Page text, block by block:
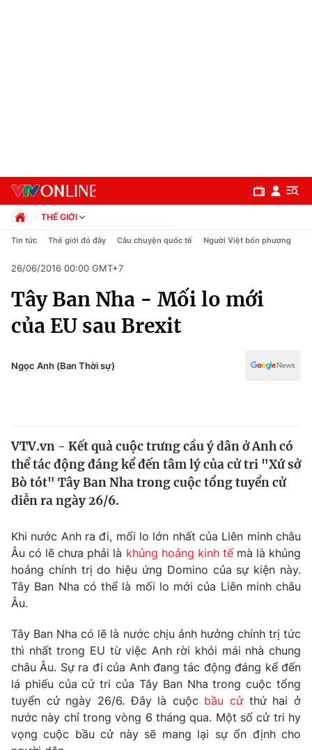
Chuyên mục
Chính trị
Thế giới
Tin tức
Thế giới đó đây
Câu chuyện quốc tế
Tài chính
Thị trường
Góc doanh nghiệp
Dữ liệu và đời sống
Truyền hình
Phim VTV
Hậu trường
Nhân vật
Khán giả
Giải sao mai
Giải trí
Điện ảnh
Âm nhạc
Sao
Đời sống
Du lịch
Làm đẹp
Giáo dục
THẾ GIỚI
Chính trị
Pháp luật
Kinh tế
Thể thao
Truyền hình
Y tế
Tin tức Thế giới đó đây Câu chuyện quốc tế Người Việt bốn phương
26/06/2016 00:00 GMT+7
Tây Ban Nha - Mối lo mới
của EU sau Brexit
Ngọc Anh (Ban Thời sự)
VTV.vn - Kết quả cuộc trưng cầu ý dân ở Anh có
thể tác động đáng kể đến tâm lý của cử tri "Xứ sở
Bò tót" Tây Ban Nha trong cuộc tổng tuyển cử
diễn ra ngày 26/6.
Khi nước Anh ra đi, mối lo lớn nhất của Liên minh châu
Âu có lẽ chưa phải là khủng hoảng kinh tếmà là khủng
hoảng chính trị do hiệu ứng Domino của sự kiện này.
Tây Ban Nha có thể là mối lo mới của Liên minh châu
Âu.
Tây Ban Nha có lẽ là nước chịu ảnh hưởng chính trị tức
thì nhất trong EU từ việc Anh rời khỏi mái nhà chung
châu Âu. Sự ra đi của Anh đang tác động đáng kể đến
lá phiếu của cử tri của Tây Ban Nha trong cuộc tổng
tuyển cử ngày 26/6. Đây là cuộc bầu cửthứ hai ở
nước này chỉ trong vòng 6 tháng qua. Một số cử tri hy
vọng cuộc bầu cử này sẽ mang lại sự ổn định cho